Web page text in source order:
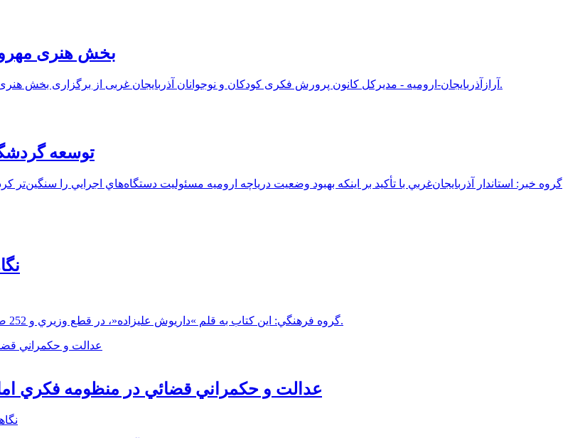
بخش هنری
آرازآذربایجان-ارومیه - مدیرکل کانون پرورش فکری کودکان و نوجوانان آذربایجان غربی از برگزاری بخش هنری نقاشی و خوشنویسی مهرواره ملی بچه های مقاومت به میزبانی ارومیه خبر داد.
توسعه
گروه خبر: استاندار آذربايجان‌غربي با تأکيد بر اينکه بهبود وضعيت درياچه اروميه مسئوليت دستگاه‌هاي اجرايي را
گروه فرهنگي: اين کتاب به قلم »داريوش عليزاده«، در قطع وزيري و 252 صفحه مصور در سال 1404 از سوي انتشارات دُرنالار در اروميه، انتشار يافته است.
عدالت و حکمراني قضائي در منظومه فکري